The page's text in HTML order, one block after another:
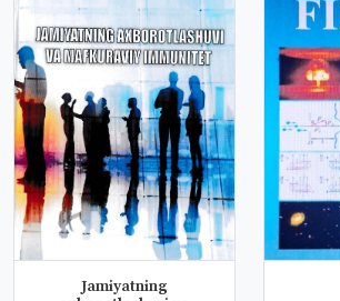
Jamiyatning